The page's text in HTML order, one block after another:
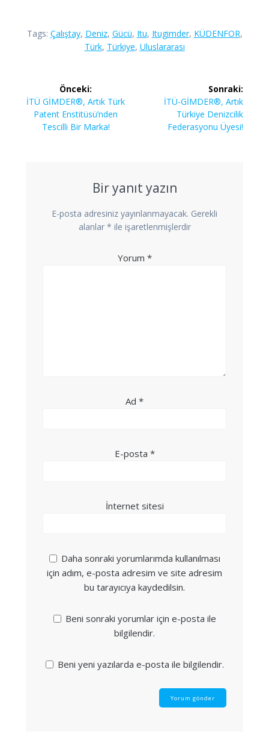
Tags: Çalıştay, Deniz, Gücü, Itu, Itugimder, KÜDENFOR,
Türk, Türkiye, Uluslararası
gezinmesi
Önceki:
Önceki
yazı:
İTÜ GİMDER®, Artık Türk
Patent Enstitüsü’nden
Tescilli Bir Marka!
Sonraki:
Sonraki
yazı:
İTÜ-GİMDER®, Artık
Türkiye Denizcilik
Federasyonu Üyesi!
Bir yanıt yazın
E-posta adresiniz yayınlanmayacak. Gerekli
alanlar * ile işaretlenmişlerdir
Yorum *
Ad *
E-posta *
İnternet sitesi
Daha sonraki yorumlarımda kullanılması
için adım, e-posta adresim ve site adresim
bu tarayıcıya kaydedilsin.
Beni sonraki yorumlar için e-posta ile
bilgilendir.
Beni yeni yazılarda e-posta ile bilgilendir.